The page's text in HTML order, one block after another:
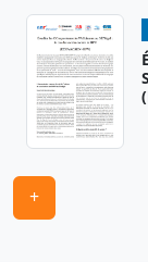
+